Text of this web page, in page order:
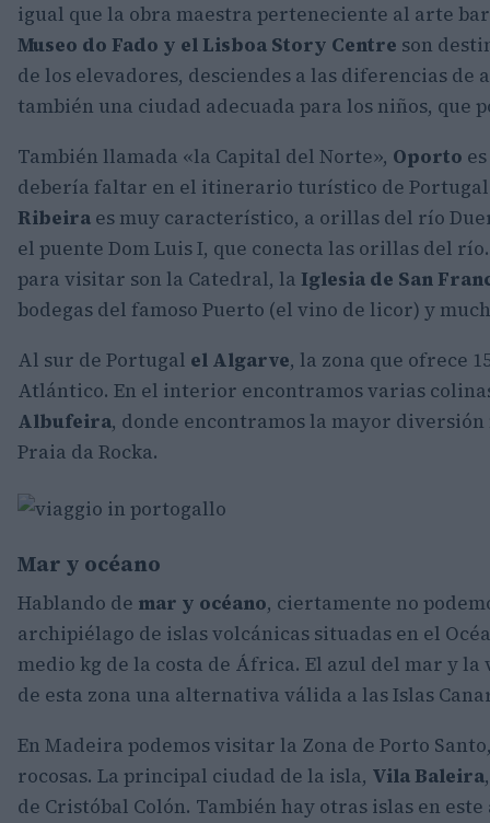
igual que la obra maestra perteneciente al arte
Museo do Fado y el Lisboa Story Centre son
de los elevadores, desciendes a las diferencias de
también una ciudad adecuada para los niños, que
También llamada «la Capital del Norte», Oporto
debería faltar en el itinerario turístico de
Ribeira es muy característico, a orillas del río
el puente Dom Luis I, que conecta las orillas del
para visitar son la Catedral, la Iglesia de San
bodegas del famoso Puerto (el vino de licor) y
Al sur de Portugal el Algarve, la zona que ofrece
Atlántico. En el interior encontramos varias
Albufeira, donde encontramos la mayor
Praia da Rocka.
Mar y océano
Hablando de mar y océano, ciertamente no
archipiélago de islas volcánicas situadas en el
medio kg de la costa de África. El azul del mar y
de esta zona una alternativa válida a las Islas
En Madeira podemos visitar la Zona de Porto
rocosas. La principal ciudad de la isla, Vila Baleira
de Cristóbal Colón. También hay otras islas en